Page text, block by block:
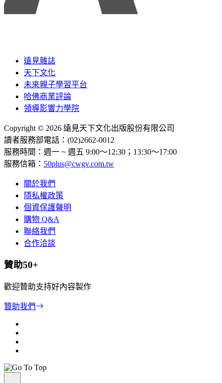
遠見雜誌
天下文化
未來親子學習平台
哈佛商業評論
領導影響力學院
Copyright © 2026 遠見天下文化出版股份有限公司
讀者服務部電話：(02)2662-0012
服務時間：週一 ~ 週五 9:00～12:30；13:30～17:00
服務信箱： 50plus@cwgv.com.tw
關於我們
隱私權政策
個資保護聲明
購物 Q&A
聯絡我們
合作洽談
贊助50+
歡迎贊助支持好內容製作
贊助我們